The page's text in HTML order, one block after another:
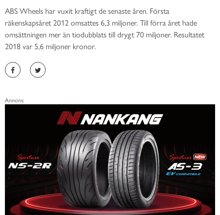
ABS Wheels har vuxit kraftigt de senaste åren. Första
räkenskapsåret 2012 omsattes 6,3 miljoner. Till förra året hade
omsättningen mer än tiodubblats till drygt 70 miljoner. Resultatet
2018 var 5,6 miljoner kronor.
Annons: